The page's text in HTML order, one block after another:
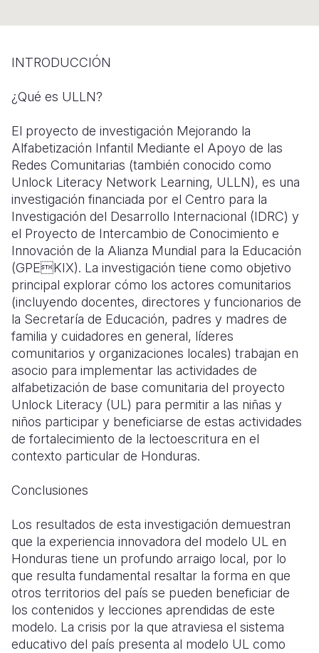
Somalia
Tanzania
Uganda
Zambia
Zimbabwe
South
Thailand
Vietnam
Vanuatu
Romania
Türkiye
Ukraine
United
West Bank
Yemen
INTRODUCCIÓN
¿Qué es ULLN?
El proyecto de investigación Mejorando la
Alfabetización Infantil Mediante el Apoyo de las
Redes Comunitarias (también conocido como
Unlock Literacy Network Learning, ULLN), es una
investigación financiada por el Centro para la
Investigación del Desarrollo Internacional (IDRC) y
el Proyecto de Intercambio de Conocimiento e
Innovación de la Alianza Mundial para la Educación
(GPEKIX). La investigación tiene como objetivo
principal explorar cómo los actores comunitarios
(incluyendo docentes, directores y funcionarios de
la Secretaría de Educación, padres y madres de
familia y cuidadores en general, líderes
comunitarios y organizaciones locales) trabajan en
asocio para implementar las actividades de
alfabetización de base comunitaria del proyecto
Unlock Literacy (UL) para permitir a las niñas y
niños participar y beneficiarse de estas actividades
de fortalecimiento de la lectoescritura en el
contexto particular de Honduras.
Conclusiones
Los resultados de esta investigación demuestran
que la experiencia innovadora del modelo UL en
Honduras tiene un profundo arraigo local, por lo
que resulta fundamental resaltar la forma en que
otros territorios del país se pueden beneficiar de
los contenidos y lecciones aprendidas de este
modelo. La crisis por la que atraviesa el sistema
educativo del país presenta al modelo UL como